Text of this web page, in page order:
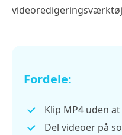
Fordele:
Klip MP4 uden
Del videoer på